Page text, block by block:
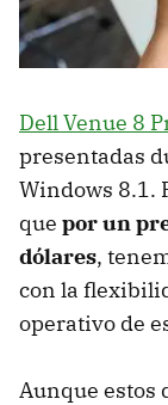
Dell Venue 8
presentadas
Windows 8.1.
que por un
dólares,
con la
operativo de
Aunque estos